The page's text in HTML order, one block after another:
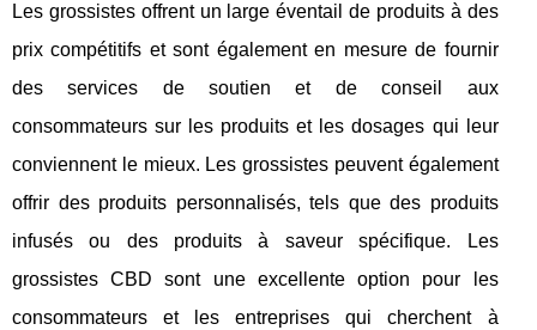
Les grossistes offrent un large éventail de produits à des
prix compétitifs et sont également en mesure de fournir
des services de soutien et de conseil aux
consommateurs sur les produits et les dosages qui leur
conviennent le mieux. Les grossistes peuvent également
offrir des produits personnalisés, tels que des produits
infusés ou des produits à saveur spécifique. Les
grossistes CBD sont une excellente option pour les
consommateurs et les entreprises qui cherchent à